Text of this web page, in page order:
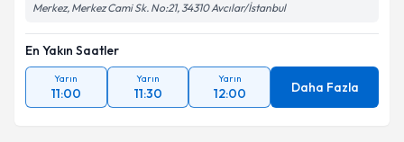
Merkez, Merkez Cami Sk. No:21, 34310 Avcılar/İstanbul
En Yakın Saatler
Yarın
11:00
Yarın
11:30
Yarın
12:00 Daha Fazla